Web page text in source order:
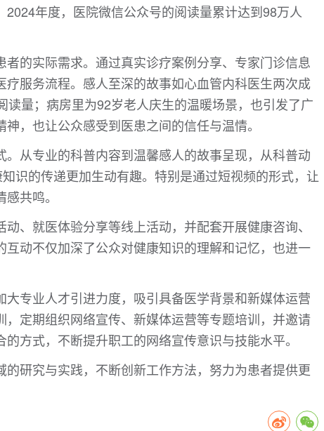
年度，医院微信公众号的阅读量累计达到98万人
的实际需求。通过真实诊疗案例分享、专家门诊信息
服务流程。感人至深的故事如心血管内科医生两次成
量；病房里为92岁老人庆生的温暖场景，也引发了广
，也让公众感受到医患之间的信任与温情。
从专业的科普内容到温馨感人的故事呈现，从科普动
识的传递更加生动有趣。特别是通过短视频的形式，让
共鸣。
、就医体验分享等线上活动，并配套开展健康咨询、
动不仅加深了公众对健康知识的理解和记忆，也进一
专业人才引进力度，吸引具备医学背景和新媒体运营
定期组织网络宣传、新媒体运营等专题培训，并邀请
方式，不断提升职工的网络宣传意识与技能水平。
研究与实践，不断创新工作方法，努力为患者提供更